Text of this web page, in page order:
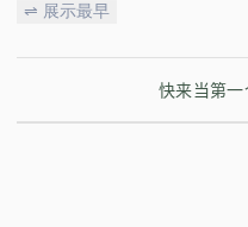
⇌ 展示最早
快来当第